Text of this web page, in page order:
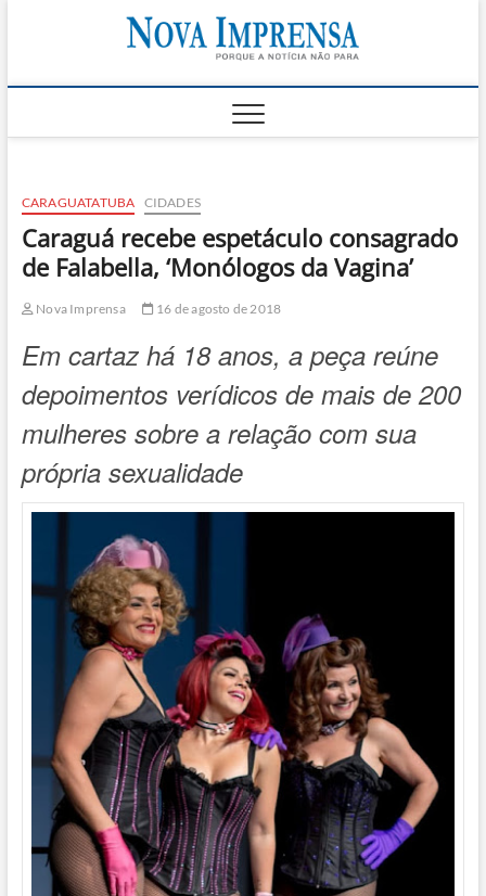
SÃO SEBASTIÃO,
CARAGUATATUBA CIDADES
Caraguá recebe espetáculo consagrado
de Falabella, ‘Monólogos da Vagina’
Nova Imprensa 16 de agosto de 2018
Em cartaz há 18 anos, a peça reúne
depoimentos verídicos de mais de 200
mulheres sobre a relação com sua
própria sexualidade